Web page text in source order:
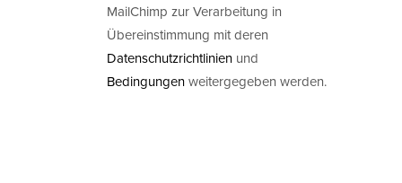
MailChimp zur Verarbeitung in
Übereinstimmung mit deren
Datenschutzrichtlinien und
Bedingungenweitergegeben werden.